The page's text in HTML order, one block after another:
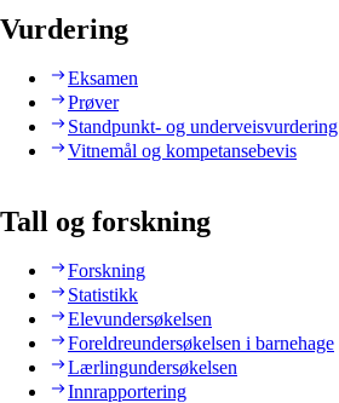
Vurdering
Eksamen
Prøver
Standpunkt- og underveisvurdering
Vitnemål og kompetansebevis
Tall og forskning
Forskning
Statistikk
Elevundersøkelsen
Foreldreundersøkelsen i barnehage
Lærlingundersøkelsen
Innrapportering